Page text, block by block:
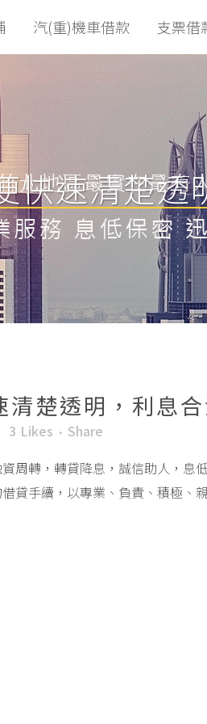
汽(重)機車借款 支票借
快速清楚透
楚透明，利息
3 Likes
Share
周轉，轉貸降息，誠信助人，
貸手續，以專業、負責、積極、